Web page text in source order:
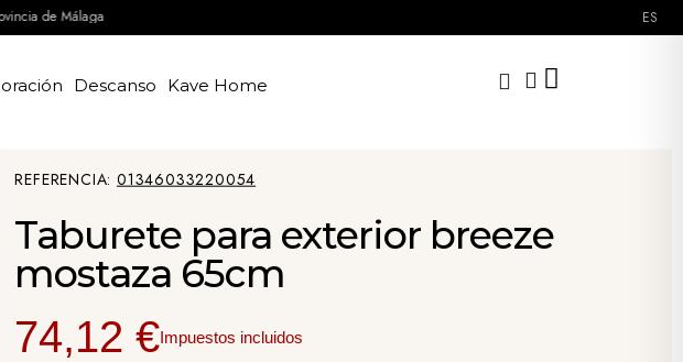
de Málaga ES
Descanso Kave Home
REFERENCIA 01346033220054
Taburete para exterior breeze
mostaza 65cm
74,12 €Impuestos incluidos